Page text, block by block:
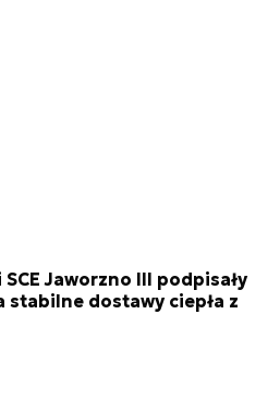
Jaworzno III podpisały
stabilne dostawy ciepła z